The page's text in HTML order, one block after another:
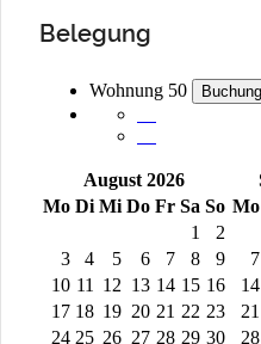
Belegung